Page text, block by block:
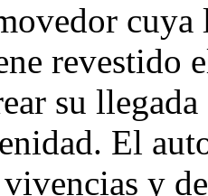
cuya
revestido
su
El
y